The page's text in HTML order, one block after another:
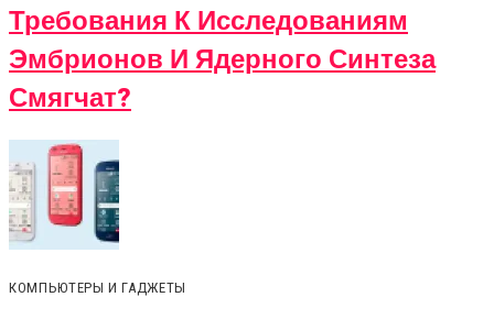
Требования К Исследованиям
Эмбрионов И Ядерного Синтеза
Смягчат?
КОМПЬЮТЕРЫ И ГАДЖЕТЫ